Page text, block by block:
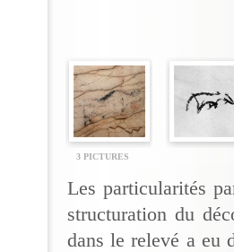
3 PICTURES
Les particularités
structuration du
dans le relevé a eu